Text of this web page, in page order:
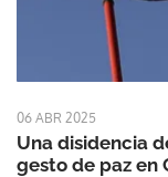
06 ABR 2025
Una disidencia
gesto de paz en